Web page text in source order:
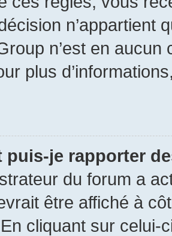
n’appartient
n’est en
plus
puis-je rapporter
du forum a
être affiché à
cliquant sur